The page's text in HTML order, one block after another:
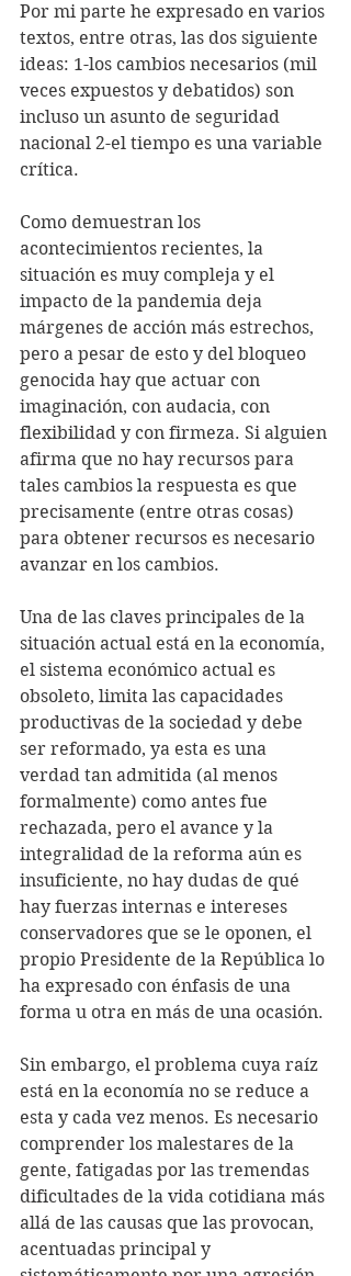
Por mi parte he expresado en varios
textos, entre otras, las dos siguiente
ideas: 1-los cambios necesarios (mil
veces expuestos y debatidos) son
incluso un asunto de seguridad
nacional 2-el tiempo es una variable
crítica.
Como demuestran los
acontecimientos recientes, la
situación es muy compleja y el
impacto de la pandemia deja
márgenes de acción más estrechos,
pero a pesar de esto y del bloqueo
genocida hay que actuar con
imaginación, con audacia, con
flexibilidad y con firmeza. Si alguien
afirma que no hay recursos para
tales cambios la respuesta es que
precisamente (entre otras cosas)
para obtener recursos es necesario
avanzar en los cambios.
Una de las claves principales de la
situación actual está en la economía,
el sistema económico actual es
obsoleto, limita las capacidades
productivas de la sociedad y debe
ser reformado, ya esta es una
verdad tan admitida (al menos
formalmente) como antes fue
rechazada, pero el avance y la
integralidad de la reforma aún es
insuficiente, no hay dudas de qué
hay fuerzas internas e intereses
conservadores que se le oponen, el
propio Presidente de la República lo
ha expresado con énfasis de una
forma u otra en más de una ocasión.
Sin embargo, el problema cuya raíz
está en la economía no se reduce a
esta y cada vez menos. Es necesario
comprender los malestares de la
gente, fatigadas por las tremendas
dificultades de la vida cotidiana más
allá de las causas que las provocan,
acentuadas principal y